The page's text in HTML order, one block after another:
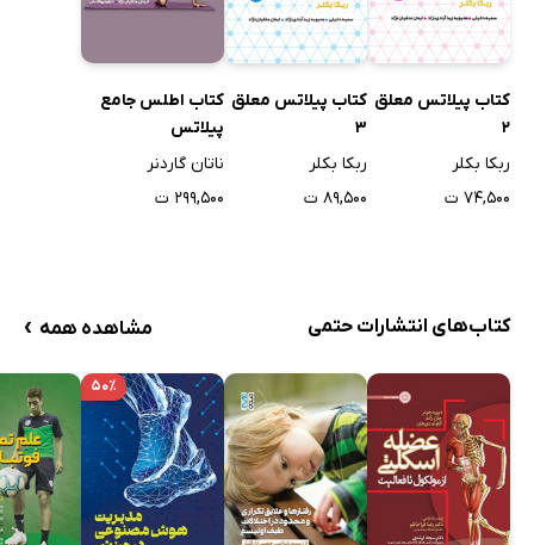
کتاب پیلاتس معلق
2
ربکا بکلر
۷۴,۵۰۰ ت
کتاب پیلاتس معلق
3
ربکا بکلر
۸۹,۵۰۰ ت
کتاب اطلس جامع
پیلاتس
ناتان گاردنر
۲۹۹,۵۰۰ ت
کتاب‌های انتشارات حتمی مشاهده همه ›
۵۰٪